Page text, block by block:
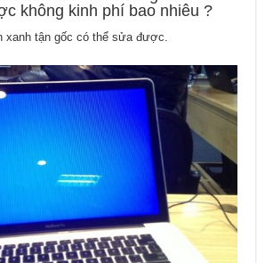
không kinh phí bao nhiêu ?
xanh tận gốc có thể sửa được.